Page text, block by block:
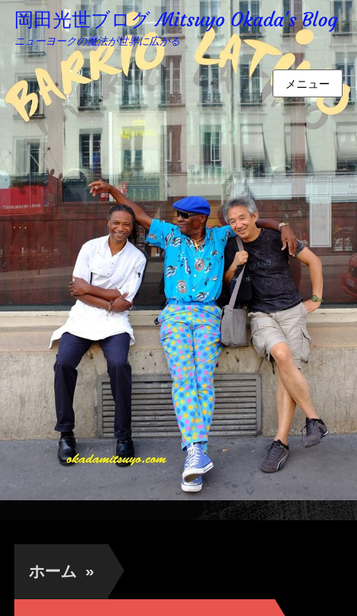
岡田光世ブログ Mitsuyo Okada's Blog
ニューヨークの魔法が世界に広がる
メニュー
ホーム »